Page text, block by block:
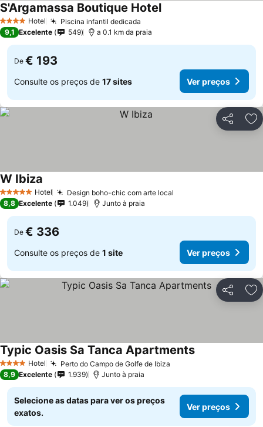
4 EstrelasHotel Piscina infantil dedicada
S'Argamassa Boutique HotelVer preços
9,1 Excelente 549 a 0.1 km da praia
De € 193
Consulte os preços de 17 sites Ver preços
Partilhar
5 Estrelas Hotel Design boho-chic com arte local
W Ibiza
8,8 Excelente 1.049 Junto à praia
De € 336
Consulte os preços de 1 site Ver preços
Partilhar
4 EstrelasHotel Perto do Campo de Golfe de Ibiza
Typic Oasis Sa Tanca ApartmentsVer preços
8,9 Excelente 1.939 Junto à praia
Selecione as datas para ver os preços
exatos.
Ver preços